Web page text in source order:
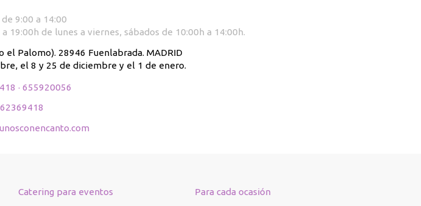
de 9:00 a 14:00
19:00h de lunes a viernes, sábados de 10:00h a 14:00h.
el Palomo). 28946 Fuenlabrada. MADRID
el 8 y 25 de diciembre y el 1 de enero.
· 655920056
Catering para eventos Para cada ocasión